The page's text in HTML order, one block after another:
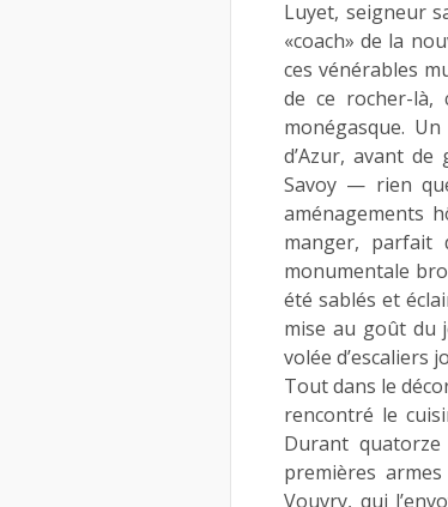
Luyet, seigneur
«coach» de la
ces vénérables
de ce rocher-là,
monégasque.
d’Azur, avant
Savoy — rien
aménagements
manger, parfait
monumentale
été sablés et
mise au goût du
volée d’escaliers
Tout dans le
rencontré le
Durant
premières
Vouvry, qui